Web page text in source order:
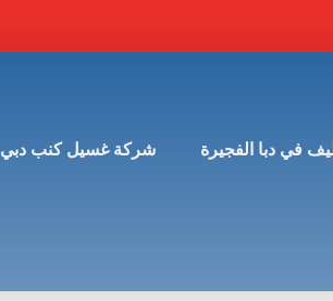
في دبا الفجيرة شركة غسيل كنب دبي